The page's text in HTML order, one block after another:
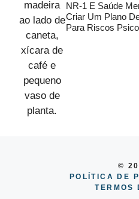
NR-1 E Saúde
Criar Um Plano
Para Riscos
©
POLÍTICA DE
TERMOS